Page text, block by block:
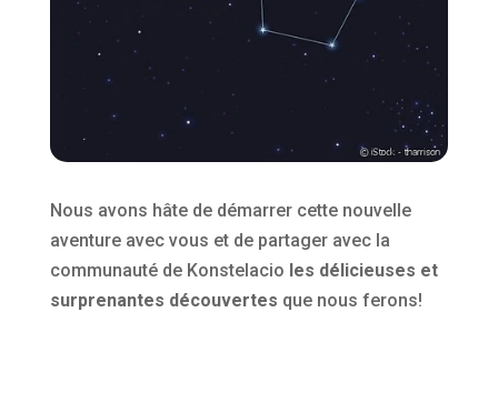
Nous avons hâte de démarrer cette nouvelle
aventure avec vous et de partager avec la
communauté de Konstelacio les délicieuses et
surprenantes découvertes que nous ferons!